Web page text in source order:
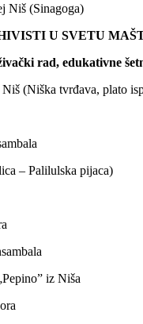
Niš (Sinagoga)
U SVETU
ački rad, edukativne
(Niška tvrđava, plato
– Palilulska pijaca)
iz Niša